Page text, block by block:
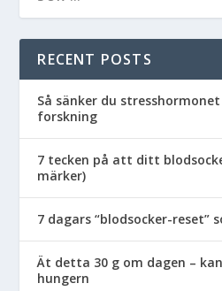
RECENT POSTS
Så sänker du
forskning
7 tecken på att ditt
märker)
7 dagars “blodsocker-reset”
Ät detta 30 g om dagen –
hungern